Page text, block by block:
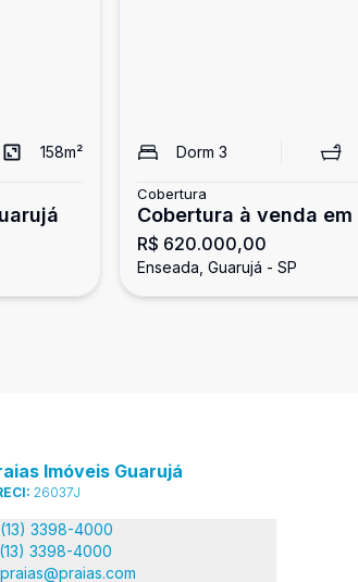
158m² Dorm 3
Cobertura
Cobertura à venda
dormitórios
R$ 620.000,00
Enseada, Guarujá - SP
Imóveis Guarujá
26037J
(13) 3398-4000
(13) 3398-4000
praias@praias.com